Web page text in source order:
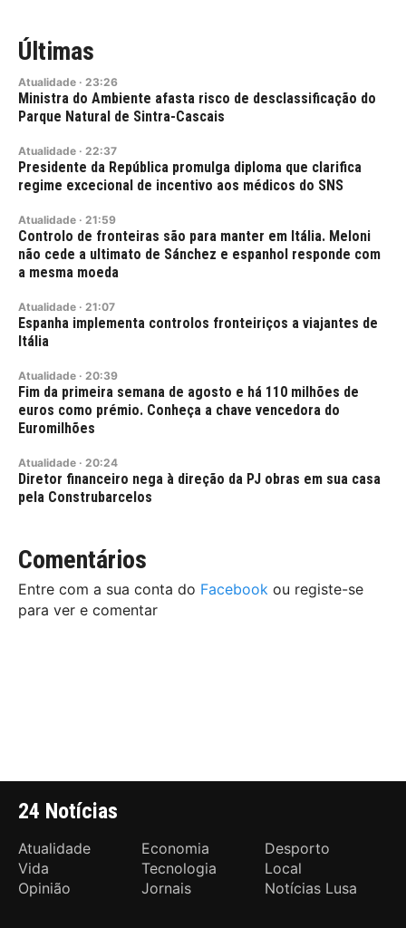
Últimas
Atualidade · 23:26
Ministra do Ambiente afasta risco de desclassificação do
Parque Natural de Sintra-Cascais
Atualidade · 22:37
Presidente da República promulga diploma que clarifica
regime excecional de incentivo aos médicos do SNS
Atualidade · 21:59
Controlo de fronteiras são para manter em Itália. Meloni
não cede a ultimato de Sánchez e espanhol responde com
a mesma moeda
Atualidade · 21:07
Espanha implementa controlos fronteiriços a viajantes de
Itália
Atualidade · 20:39
Fim da primeira semana de agosto e há 110 milhões de
euros como prémio. Conheça a chave vencedora do
Euromilhões
Atualidade · 20:24
Diretor financeiro nega à direção da PJ obras em sua casa
pela Construbarcelos
Comentários
Entre com a sua conta do Facebook ou registe-se
para ver e comentar
24 Notícias
Atualidade Economia
Desporto
Vida
Tecnologia
Local
Opinião
Jornais Notícias Lusa